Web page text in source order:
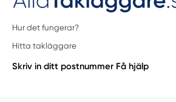
Hur det fungerar?
Hitta takläggare
Skriv in ditt postnummer Få hjälp